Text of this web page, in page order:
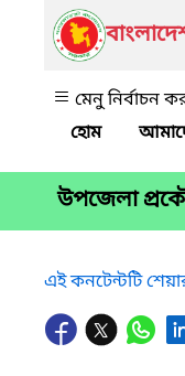
মেনু নির্বাচন
উপজেলা
এই কনটেন্টটি